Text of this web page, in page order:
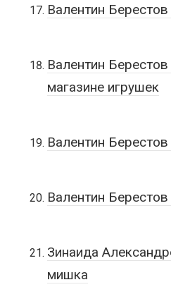
Валентин
Валентин
магазине игрушек
Валентин
Валентин
Зинаида
мишка